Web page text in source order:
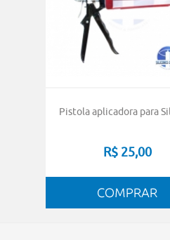
Pistola aplicadora para
R$ 25,00